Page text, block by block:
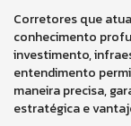
Corretores que
conhecimento
investimento,
entendimento
maneira precisa,
estratégica e